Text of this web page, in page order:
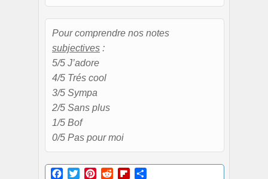
Pour comprendre nos notes
subjectives :
5/5 J’adore
4/5 Trés cool
3/5 Sympa
2/5 Sans plus
1/5 Bof
0/5 Pas pour moi
Facebook
TwitterPinterestRedditFlipboard